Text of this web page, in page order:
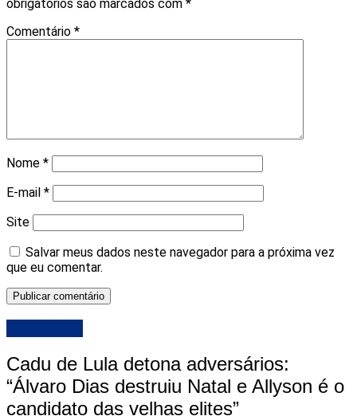
obrigatórios são marcados com *
Comentário *
Nome *
E-mail *
Site
Salvar meus dados neste navegador para a próxima vez
que eu comentar.
Cadu de Lula detona adversários:
“Álvaro Dias destruiu Natal e Allyson é o
candidato das velhas elites”